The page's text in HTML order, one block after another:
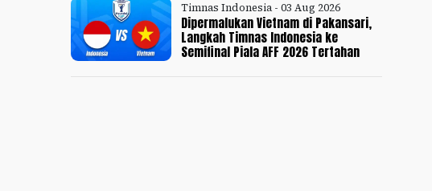
Timnas Indonesia - 03 Aug 2026
Dipermalukan Vietnam di Pakansari,
Langkah Timnas Indonesia ke
Semifinal Piala AFF 2026 Tertahan